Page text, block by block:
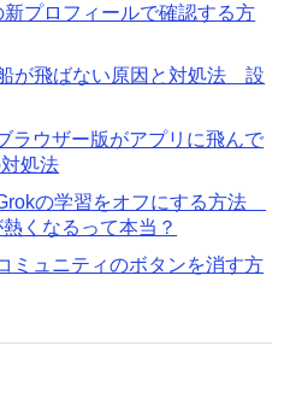
プロフィールで確認する方
が飛ばない原因と対処法 設
ラウザー版がアプリに飛んで
処法
の学習をオフにする方法
くなるって本当？
ミュニティのボタンを消す方